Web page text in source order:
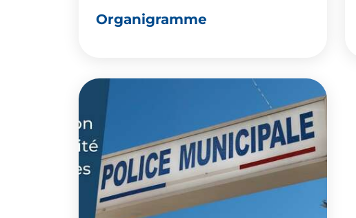
Organigramme